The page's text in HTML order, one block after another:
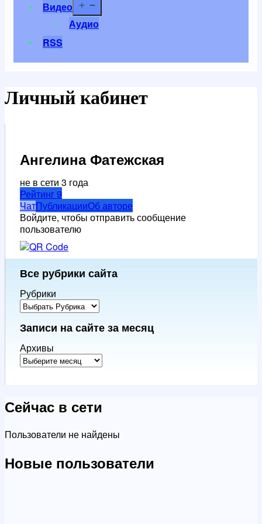
Видео
Аудио
RSS
Личный кабинет
Ангелина Фатежская
не в сети 3 года
Рейтинг9
ЧатПубликацииОб авторе
Войдите, чтобы отправить сообщение
пользователю
Все рубрики сайта
Рубрики
Записи на сайте за месяц
Архивы
Сейчас в сети
Пользователи не найдены
Новые пользователи